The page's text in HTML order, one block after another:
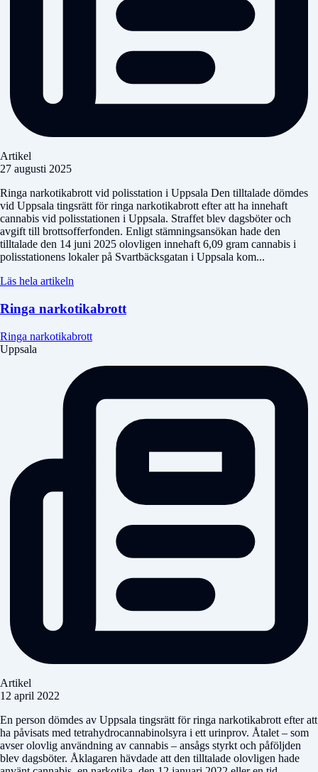
Artikel
27 augusti 2025
Ringa narkotikabrott vid polisstation i Uppsala Den tilltalade dömdes
vid Uppsala tingsrätt för ringa narkotikabrott efter att ha innehaft
cannabis vid polisstationen i Uppsala. Straffet blev dagsböter och
avgift till brottsofferfonden. Enligt stämningsansökan hade den
tilltalade den 14 juni 2025 olovligen innehaft 6,09 gram cannabis i
polisstationens lokaler på Svartbäcksgatan i Uppsala kom...
Läs hela artikeln
Ringa narkotikabrott
Ringa narkotikabrott
Uppsala
Artikel
12 april 2022
En person dömdes av Uppsala tingsrätt för ringa narkotikabrott efter att
ha påvisats med tetrahydrocannabinolsyra i ett urinprov. Åtalet – som
avser olovlig användning av cannabis – ansågs styrkt och påföljden
blev dagsböter. Åklagaren hävdade att den tilltalade olovligen hade